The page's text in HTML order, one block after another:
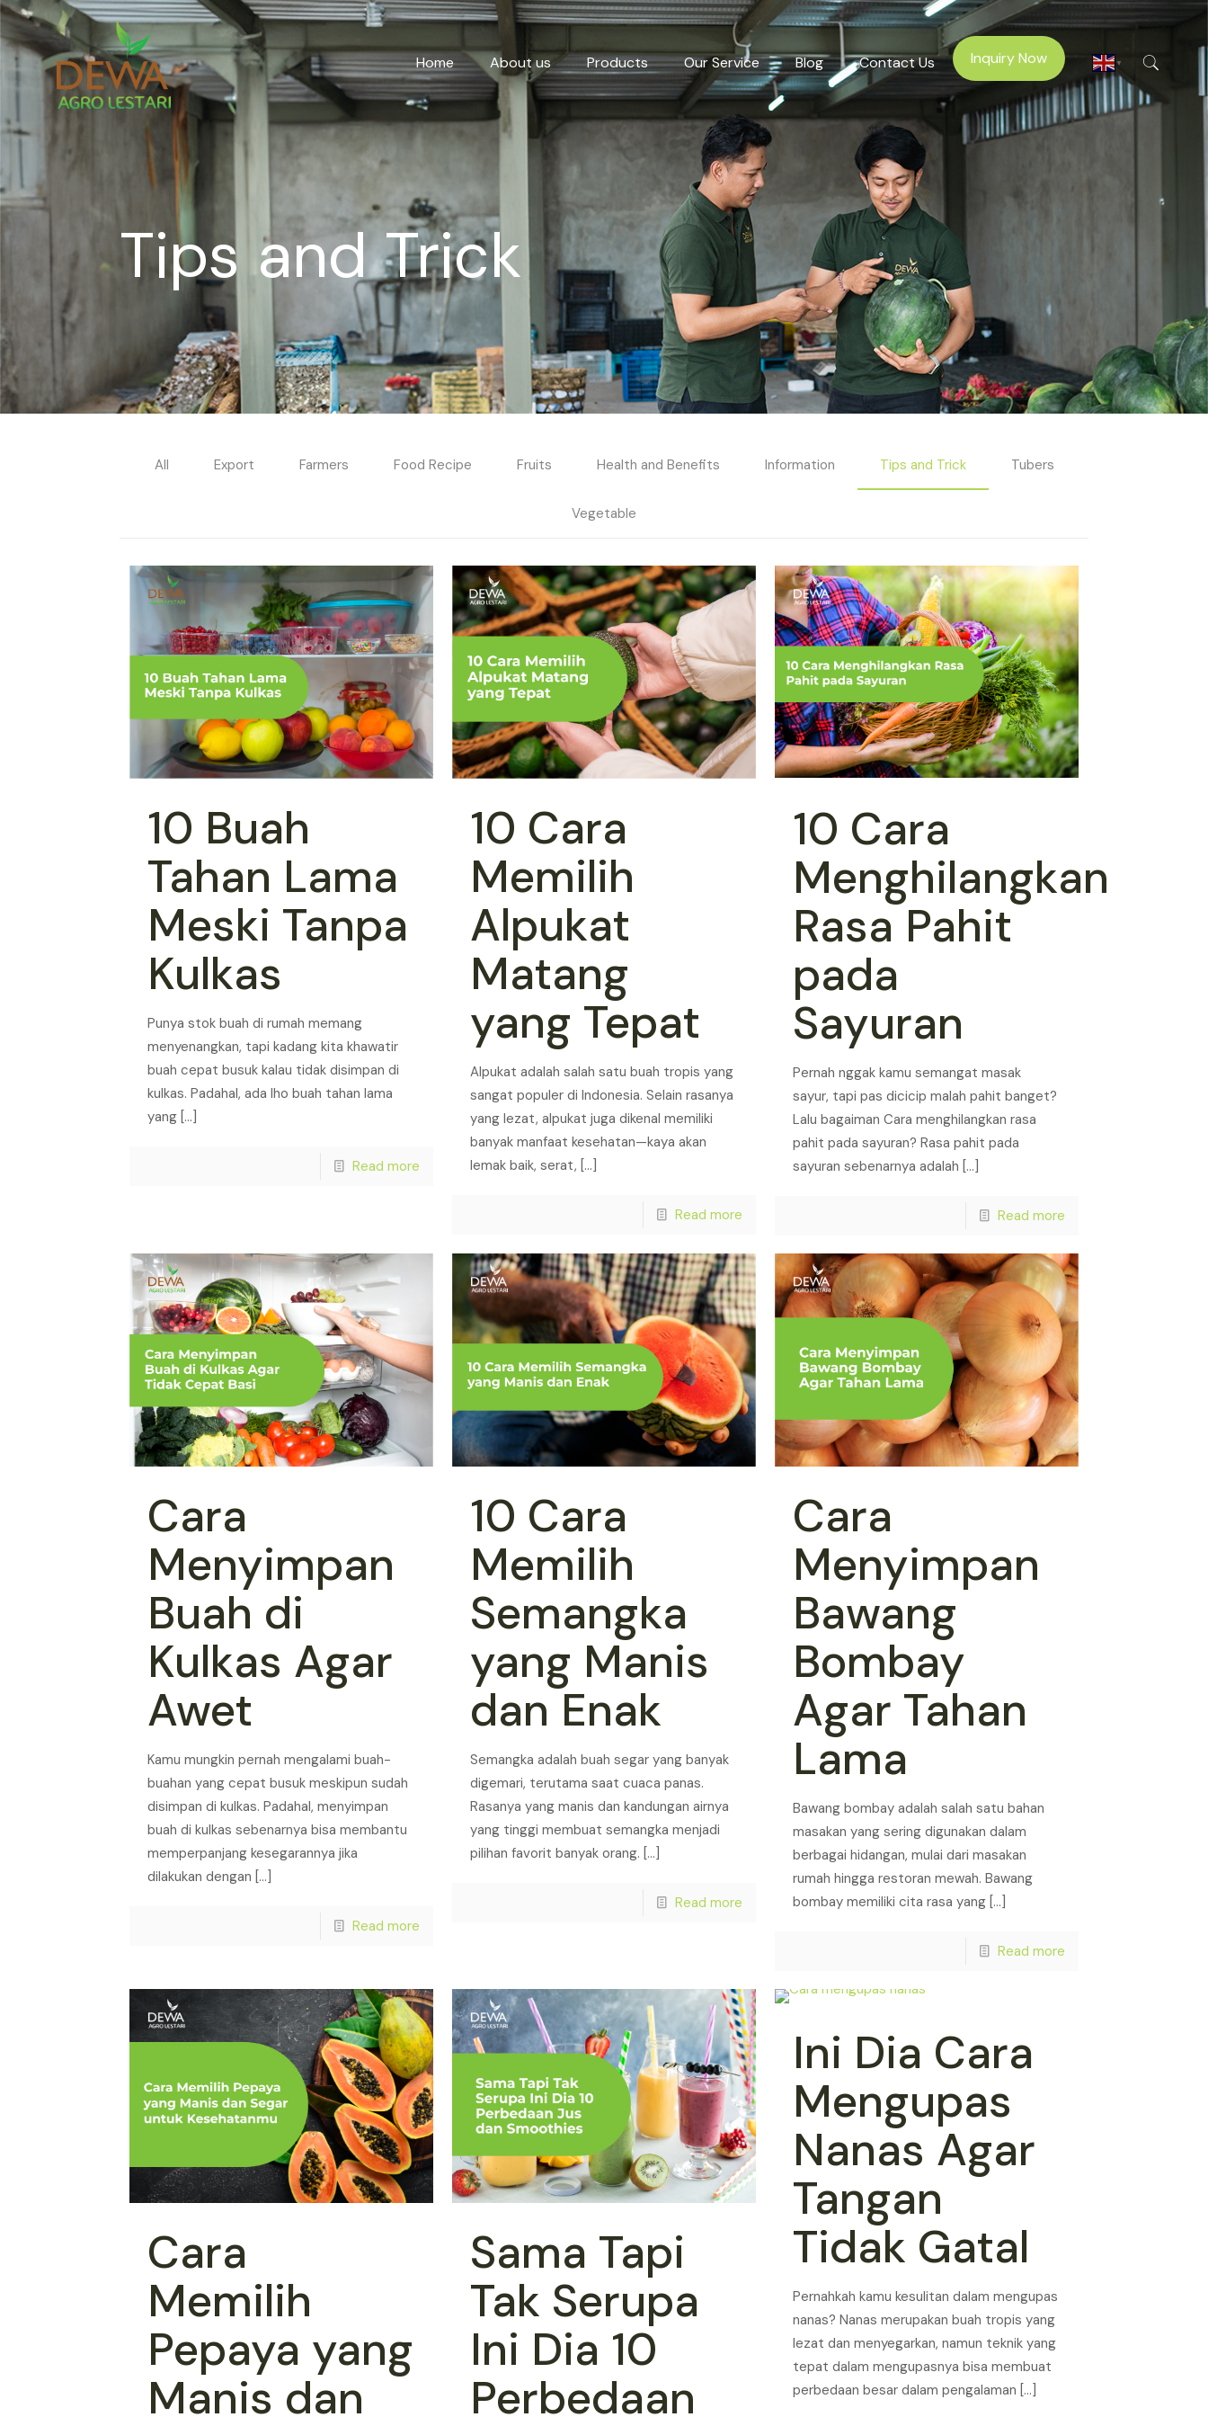
Home About us Products Our Service Blog Contact Us Inquiry Now ▼
Tips and Trick
All Export Farmers Food Recipe Fruits Health and Benefits Information Tips and Trick Tubers
Vegetable
10 Buah
Tahan Lama
Meski Tanpa
Kulkas
Punya stok buah di rumah memang
menyenangkan, tapi kadang kita khawatir
buah cepat busuk kalau tidak disimpan di
kulkas. Padahal, ada lho buah tahan lama
yang[…]
Read more
10 Cara
Memilih
Alpukat
Matang
yang Tepat
Alpukat adalah salah satu buah tropis yang
sangat populer di Indonesia. Selain rasanya
yang lezat, alpukat juga dikenal memiliki
banyak manfaat kesehatan—kaya akan
lemak baik, serat, […]
Read more
10 Cara
Menghilangkan
Rasa Pahit
pada
Sayuran
Pernah nggak kamu semangat masak
sayur, tapi pas dicicip malah pahit banget?
Lalu bagaiman Cara menghilangkan rasa
pahit pada sayuran? Rasa pahit pada
sayuran sebenarnya adalah […]
Read more
Cara
Menyimpan
Buah di
Kulkas Agar
Awet
Kamu mungkin pernah mengalami buah-
buahan yang cepat busuk meskipun sudah
disimpan di kulkas. Padahal, menyimpan
buah di kulkas sebenarnya bisa membantu
memperpanjang kesegarannya jika
dilakukan dengan […]
Read more
10 Cara
Memilih
Semangka
yang Manis
dan Enak
Semangka adalah buah segar yang banyak
digemari, terutama saat cuaca panas.
Rasanya yang manis dan kandungan airnya
yang tinggi membuat semangka menjadi
pilihan favorit banyak orang. […]
Read more
Cara
Menyimpan
Bawang
Bombay
Agar Tahan
Lama
Bawang bombay adalah salah satu bahan
masakan yang sering digunakan dalam
berbagai hidangan, mulai dari masakan
rumah hingga restoran mewah. Bawang
bombay memiliki cita rasa yang […]
Read more
Cara
Memilih
Pepaya yang
Manis dan
Sama Tapi
Tak Serupa
Ini Dia 10
Perbedaan
Ini Dia Cara
Mengupas
Nanas Agar
Tangan
Tidak Gatal
Pernahkah kamu kesulitan dalam mengupas
nanas? Nanas merupakan buah tropis yang
lezat dan menyegarkan, namun teknik yang
tepat dalam mengupasnya bisa membuat
perbedaan besar dalam pengalaman […]